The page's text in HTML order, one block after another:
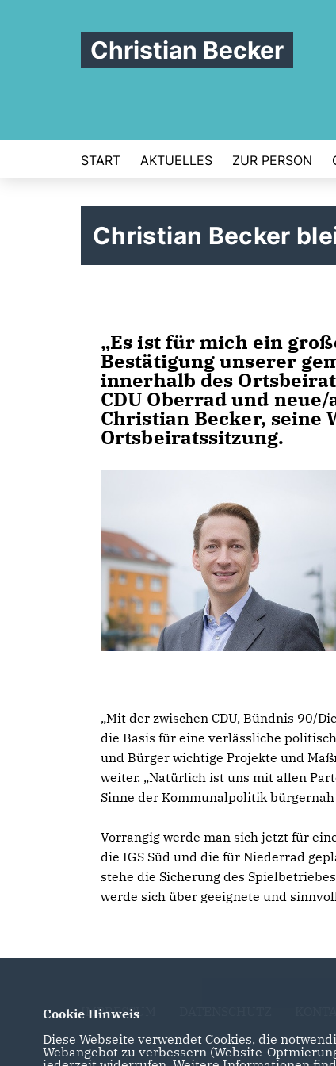
Christian Becker
START AKTUELLES ZUR PERSON
Christian Becker
Es ist für mich ein
Bestätigung unserer
innerhalb des
CDU Oberrad und
Christian Becker, seine
Ortsbeiratssitzung.
Mit der zwischen CDU, Bündnis 90/
die Basis für eine verlässliche
und Bürger wichtige Projekte und
weiter. „Natürlich ist uns mit allen
Sinne der Kommunalpolitik
Vorrangig werde man sich jetzt für
die IGS Süd und die für Niederrad
stehe die Sicherung des
werde sich über geeignete und
IMPRESSUM
Cookie Hinweis
Diese Webseite verwendet Cookies, die
Webangebot zu verbessern (Website-